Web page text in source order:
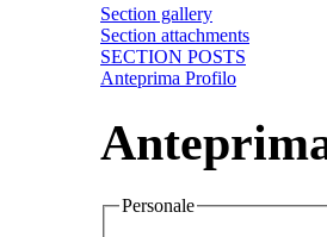
Section gallery
Section attachments
SECTION POSTS
Anteprima Profilo
Personale